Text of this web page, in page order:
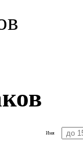
Имя